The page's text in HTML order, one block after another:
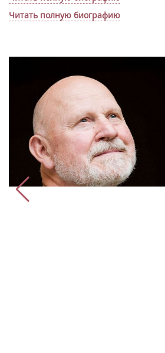
Читать полную биографию